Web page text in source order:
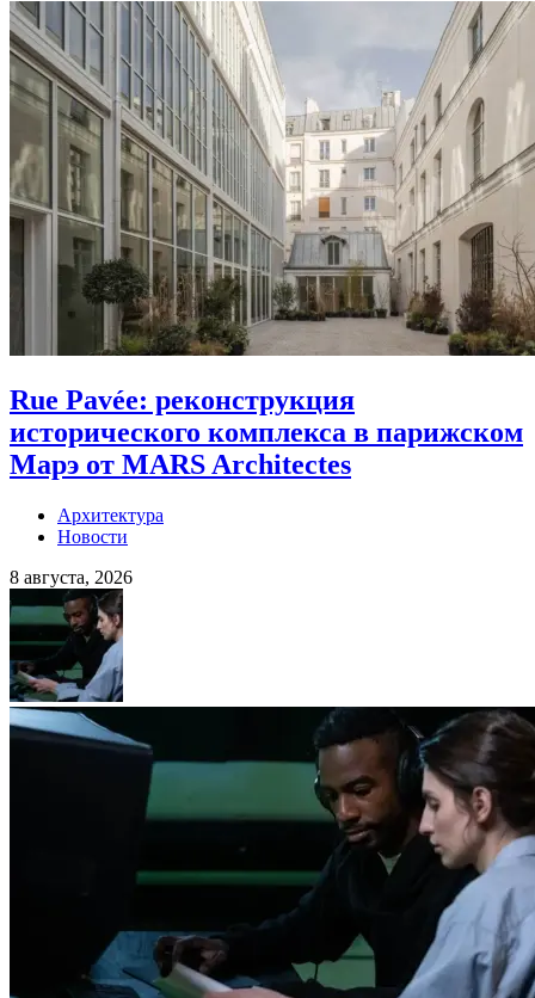
Rue Pavée: реконструкция
исторического комплекса в парижском
Марэ от MARS Architectes
Архитектура
Новости
8 августа, 2026